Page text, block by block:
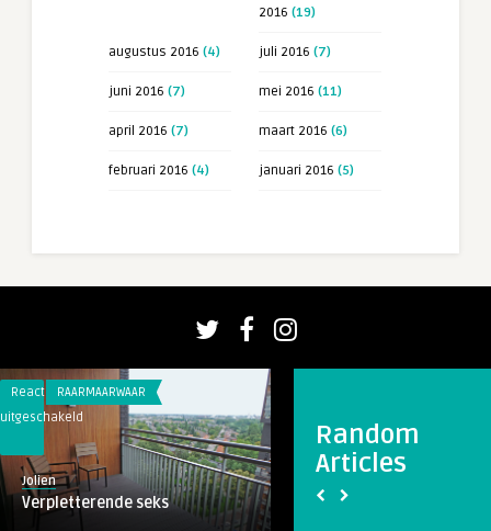
2016 (19)
augustus 2016 (4) juli 2016 (7)
juni 2016 (7) mei 2016 (11)
april 2016 (7) maart 2016 (6)
februari 2016 (4) januari 2016 (5)
Random
Articles
Reacties
uitgeschakeld
Verpletterende
seks
RAARMAARWAAR
Jolien
Verpletterende seks
voor
Goedkope